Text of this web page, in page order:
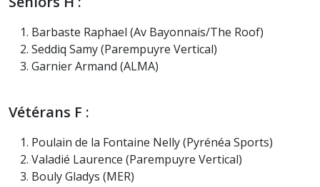
Barbaste Raphael (Av Bayonnais/The Roof)
Seddiq Samy (Parempuyre Vertical)
Garnier Armand (ALMA)
Vétérans F :
Poulain de la Fontaine Nelly (Pyrénéa Sports)
Valadié Laurence (Parempuyre Vertical)
Bouly Gladys (MER)